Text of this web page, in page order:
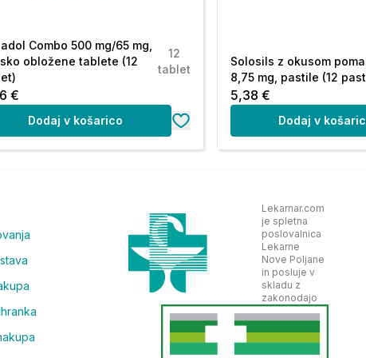
vpliv na sposobnost vožnje in upravljanja strojev.
na dnevni oodmerek, kar v bistvu pomeni "brez
v tem navodilu ali navodila zdravnika ali
ali farmacevtom.
morate jemati vsaj 4 do 5 tednov, preden lahko
ali ne izboljšajo v 6 tednih, se morate
Combo 500 mg/65 mg,
obložene tablete (12
12
tablet
€
Dodaj v košarico
Solosils z okusom
8,75 mg, pastile (12
5,38 €
Dodaj v
Lekarnar.com
je spletna
poslovalnica
Lekarne
Nove Poljane
in posluje v
skladu z
zakonodajo